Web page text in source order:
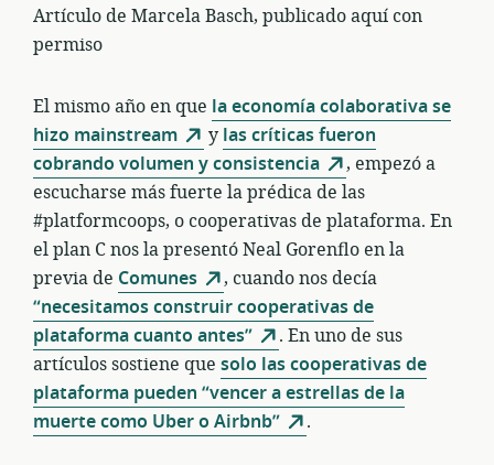
Artículo de Marcela Basch, publicado aquí con
permiso
El mismo año en que la economía colaborativa se
hizo mainstream
y las críticas fueron
cobrando volumen y consistencia
, empezó a
escucharse más fuerte la prédica de las
#platformcoops, o cooperativas de plataforma. En
el plan C nos la presentó Neal Gorenflo en la
previa de Comunes
, cuando nos decía
“necesitamos construir cooperativas de
plataforma cuanto antes”
. En uno de sus
artículos sostiene que solo las cooperativas de
plataforma pueden “vencer a estrellas de la
muerte como Uber o Airbnb”
.